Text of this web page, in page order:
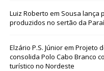
Luiz Roberto em Sousa lança
produzidos no sertão da
Elzário P.S. Júniorem Projeto
consolida Polo Cabo Branco
turístico no Nordeste